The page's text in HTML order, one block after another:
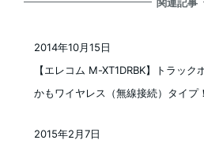
【エレコム M-XT1DRBK】トラッ
かもワイヤレス（無線接続）タイプ！
2014年10月15日
2015年2月7日